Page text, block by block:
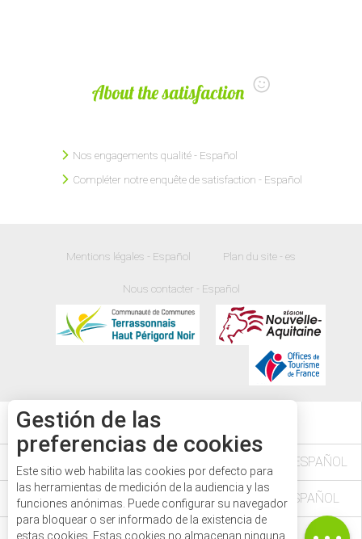
About the satisfaction
Nos engagements qualité - Español
Compléter notre enquête de satisfaction - Español
Mentions légales - Español Plan du site - es
Nous contacter - Español
L'AGENDA DES FÊTES ET MANIFESTATIONS - ESPAÑOL
VÉZÈRE PÉRIGORD NOIR EN DORDOGNE - ESPAÑOL
LE PASS'AVENTURE - ESPAÑOL
Gestión de las
preferencias de cookies
Este sitio web habilita las cookies por defecto para
las herramientas de medición de la audiencia y las
funciones anónimas. Puede configurar su navegador
para bloquear o ser informado de la existencia de
estas cookies. Estas cookies no almacenan ninguna